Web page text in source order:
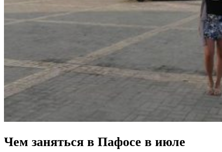
Чем заняться в Пафосе в июле